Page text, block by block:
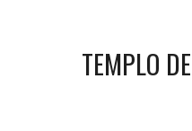
TEMPLO